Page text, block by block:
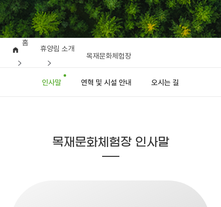
홈
휴양림 소개
목재문화체험장
인사말 연혁 및 시설 안내 오시는 길
목재문화체험장 인사말